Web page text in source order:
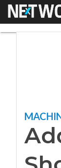
Menu